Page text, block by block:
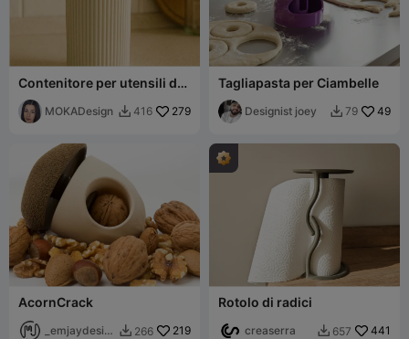
Contenitore per utensili da
cucina Prasel - MOKA
DesignMOKADesign  416 279
Tagliapasta per Ciambelle
Designist joey  79 49
AcornCrack
_emjaydesig
 266 219
Rotolo di radici
creaserra  657 441